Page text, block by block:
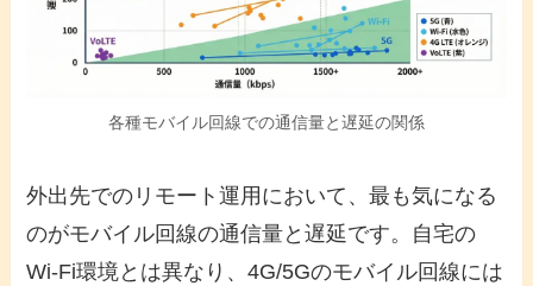
各種モバイル回線での通信量と遅延の関係
外出先でのリモート運用において、最も気になる
のがモバイル回線の通信量と遅延です。自宅の
Wi-Fi環境とは異なり、4G/5Gのモバイル回線には